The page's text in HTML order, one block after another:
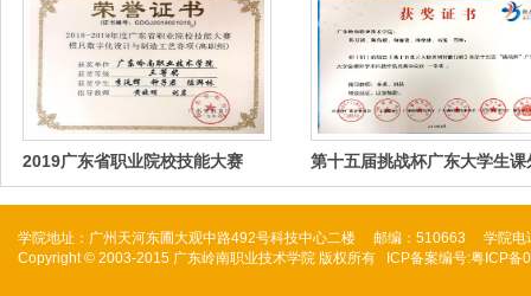
2019广东省职业院校技能大赛 第十五届挑战杯广东大学生课
术科技作品…
学院地址：广州天河东圃大观中路492号科技中心二楼 邮编：510663 学
Copyright © 2003-2015 广东岭南职业技术学院 版权所有 ICP备案编号:粤ICP